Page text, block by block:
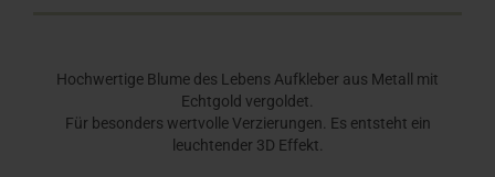
Hochwertige Blume des Lebens Aufkleber aus Metall mit
Echtgold vergoldet.
Für besonders wertvolle Verzierungen. Es entsteht ein
leuchtender 3D Effekt.